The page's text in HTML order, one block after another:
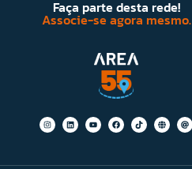
Faça parte desta rede!
Associe-se agora mesmo.